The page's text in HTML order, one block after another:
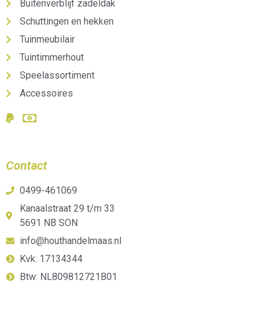
Buitenverblijf zadeldak
Schuttingen en hekken
Tuinmeubilair
Tuintimmerhout
Speelassortiment
Accessoires
Contact
0499-461069
Kanaalstraat 29 t/m 33
5691 NB SON
info@houthandelmaas.nl
Kvk: 17134344
Btw: NL809812721B01